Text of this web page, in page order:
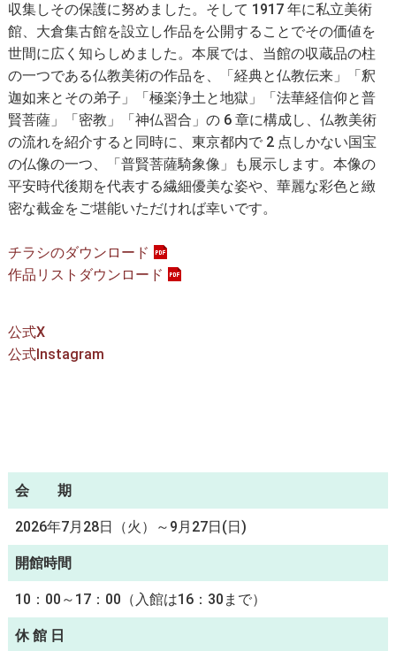
収集しその保護に努めました。そして 1917 年に私立美術
館、大倉集古館を設立し作品を公開することでその価値を
世間に広く知らしめました。本展では、当館の収蔵品の柱
の一つである仏教美術の作品を、「経典と仏教伝来」「釈
迦如来とその弟子」「極楽浄土と地獄」「法華経信仰と普
賢菩薩」「密教」「神仏習合」の 6 章に構成し、仏教美術
の流れを紹介すると同時に、東京都内で 2 点しかない国宝
の仏像の一つ、「普賢菩薩騎象像」も展示します。本像の
平安時代後期を代表する繊細優美な姿や、華麗な彩色と緻
密な截金をご堪能いただければ幸いです。
チラシのダウンロード
作品リストダウンロード
公式X
公式Instagram
会 期
2026年7月28日（火）～9月27日(日)
開館時間
10：00～17：00（入館は16：30まで）
休 館 日